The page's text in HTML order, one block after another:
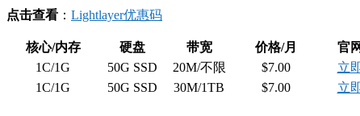
点击查看 ： Lightlayer优惠码
核心/内存 硬盘 带宽 价格/月
官
1C/1G
50G SSD 20M/不限 $7.00
立
1C/1G
50G SSD 30M/1TB $7.00 立